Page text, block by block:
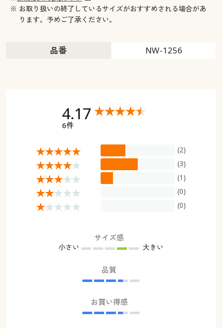
※ お取り扱いの終了しているサイズがおすすめされる場合があ
ります。予めご了承ください。
品番 NW-1256
4.17
6件
(2)
(3)
(1)
(0)
(0)
サイズ感
小さい 大きい
品質
お買い得感